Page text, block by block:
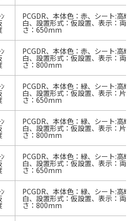
PCGDR、本体色：赤、シート:高
白、設置形式：仮設置、表示：両
さ：650mm
PCGDR、本体色：赤、シート:高
白、設置形式：仮設置、表示：両
さ：800mm
PCGDR、本体色：緑、シート:高
白、設置形式：仮設置、表示：片
さ：650mm
PCGDR、本体色：緑、シート:高
白、設置形式：仮設置、表示：片
さ：800mm
PCGDR、本体色：緑、シート:高
白、設置形式：仮設置、表示：両
さ：650mm
PCGDR、本体色：緑、シート:高
白、設置形式：仮設置、表示：両
さ：800mm